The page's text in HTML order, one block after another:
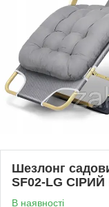
Шезлонг
SF02-LG СІРИЙ
В наявності